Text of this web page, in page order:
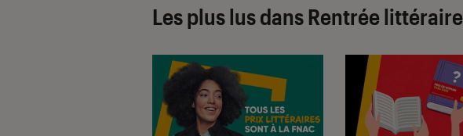
Les plus lus dans Rentrée littéraire